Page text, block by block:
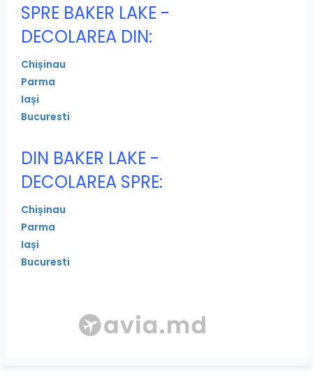
SPRE BAKER LAKE -
DECOLAREA DIN:
Chișinau
Parma
Iași
Bucuresti
DIN BAKER LAKE -
DECOLAREA SPRE:
Chișinau
Parma
Iași
Bucuresti